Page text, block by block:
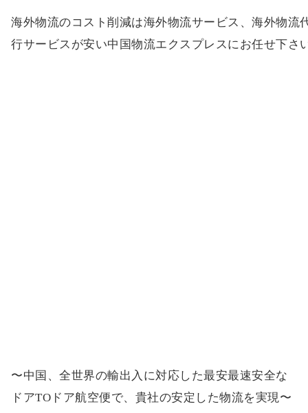
海外物流のコスト削減は海外物流サービス、海外物流
行サービスが安い中国物流エクスプレスにお任せ下さ
〜中国、全世界の輸出入に対応した最安最速安全な
ドアTOドア航空便で、貴社の安定した物流を実現〜